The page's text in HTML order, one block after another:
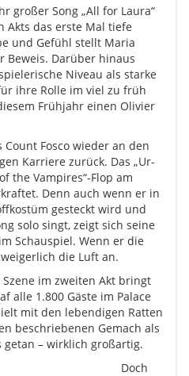
großer Song „All for Laura“
Akts das erste Mal tiefe
und Gefühl stellt Maria
Beweis. Darüber hinaus
Niveau als starke
ihre Rolle im viel zu früh
Frühjahr einen Olivier
Fosco wieder an den
Karriere zurück. Das „Ur-
the Vampires“-Flop am
Denn auch wenn er in
gesteckt wird und
solo singt, zeigt sich seine
Schauspiel. Wenn er die
die Luft an.
im zweiten Akt bringt
alle 1.800 Gäste im Palace
mit den lebendigen Ratten
beschriebenen Gemach als
– wirklich großartig.
Doch